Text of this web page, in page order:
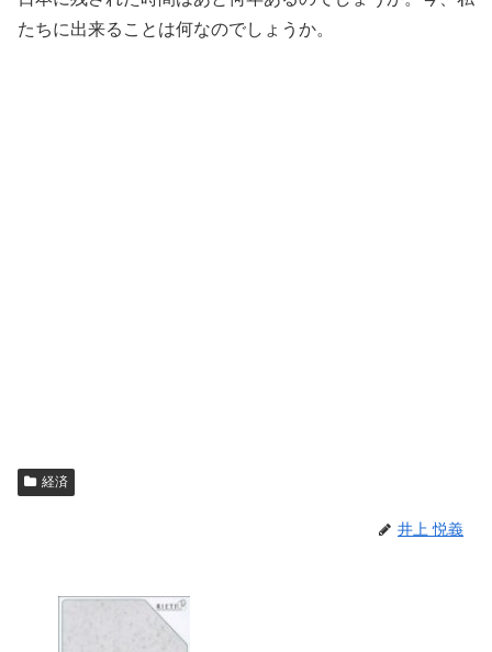
たちに出来ることは何なのでしょうか。
経済
井上 悦義